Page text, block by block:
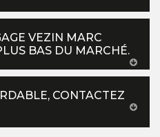
VEZIN MARC
BAS DU MARCHÉ.
CONTACTEZ